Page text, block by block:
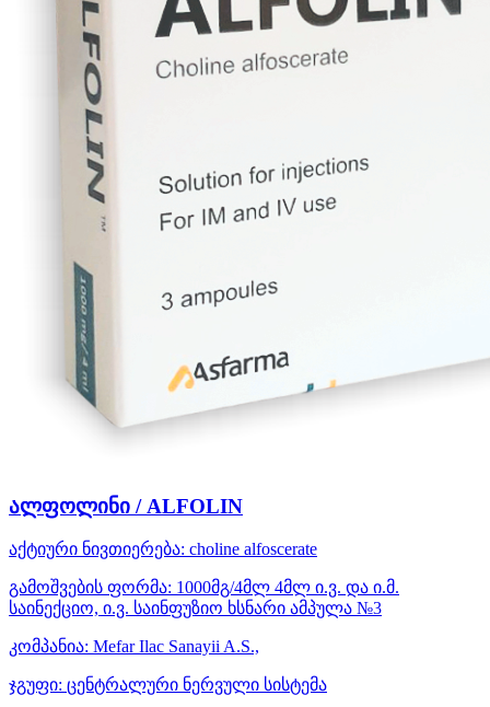
ალფოლინი / ALFOLIN
აქტიური ნივთიერება: choline alfoscerate
გამოშვების ფორმა: 1000მგ/4მლ 4მლ ი.ვ. და ი.მ.
საინექციო, ი.ვ. საინფუზიო ხსნარი ამპულა №3
კომპანია: Mefar Ilac Sanayii A.S.,
ჯგუფი: ცენტრალური ნერვული სისტემა